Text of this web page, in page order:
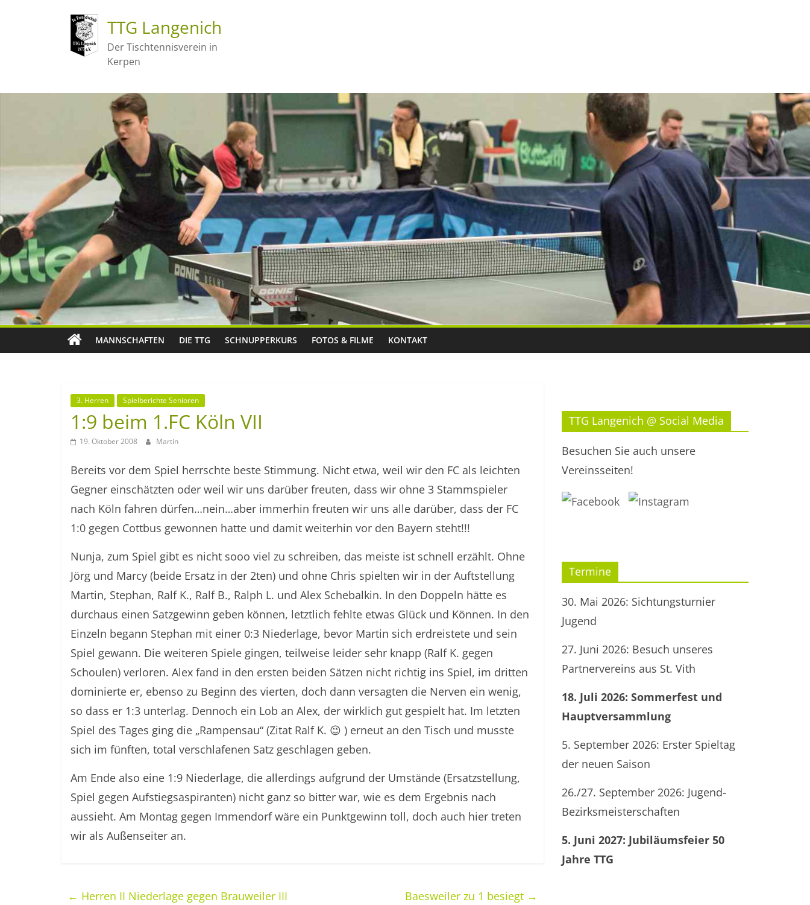
TTG Langenich
Der Tischtennisverein in
Kerpen
MANNSCHAFTEN DIE TTG SCHNUPPERKURS FOTOS & FILME KONTAKT
3. Herren Spielberichte Senioren
1:9 beim 1.FC Köln VII
19. Oktober 2008 Martin
Bereits vor dem Spiel herrschte beste Stimmung. Nicht etwa, weil wir den FC als leichten
Gegner einschätzten oder weil wir uns darüber freuten, dass wir ohne 3 Stammspieler
nach Köln fahren dürfen…nein…aber immerhin freuten wir uns alle darüber, dass der FC
1:0 gegen Cottbus gewonnen hatte und damit weiterhin vor den Bayern steht!!!
Nunja, zum Spiel gibt es nicht sooo viel zu schreiben, das meiste ist schnell erzählt. Ohne
Jörg und Marcy (beide Ersatz in der 2ten) und ohne Chris spielten wir in der Auftstellung
Martin, Stephan, Ralf K., Ralf B., Ralph L. und Alex Schebalkin. In den Doppeln hätte es
durchaus einen Satzgewinn geben können, letztlich fehlte etwas Glück und Können. In den
Einzeln begann Stephan mit einer 0:3 Niederlage, bevor Martin sich erdreistete und sein
Spiel gewann. Die weiteren Spiele gingen, teilweise leider sehr knapp (Ralf K. gegen
Schoulen) verloren. Alex fand in den ersten beiden Sätzen nicht richtig ins Spiel, im dritten
dominierte er, ebenso zu Beginn des vierten, doch dann versagten die Nerven ein wenig,
so dass er 1:3 unterlag. Dennoch ein Lob an Alex, der wirklich gut gespielt hat. Im letzten
Spiel des Tages ging die „Rampensau“ (Zitat Ralf K. 😉 ) erneut an den Tisch und musste
sich im fünften, total verschlafenen Satz geschlagen geben.
Am Ende also eine 1:9 Niederlage, die allerdings aufgrund der Umstände (Ersatzstellung,
Spiel gegen Aufstiegsaspiranten) nicht ganz so bitter war, wie es dem Ergebnis nach
aussieht. Am Montag gegen Immendorf wäre ein Punktgewinn toll, doch auch hier treten
wir als Außenseiter an.
← Herren II Niederlage gegen Brauweiler III Baesweiler zu 1 besiegt →
TTG Langenich @ Social Media
Besuchen Sie auch unsere
Vereinsseiten!
Termine
30. Mai 2026: Sichtungsturnier
Jugend
27. Juni 2026: Besuch unseres
Partnervereins aus St. Vith
18. Juli 2026: Sommerfest und
Hauptversammlung
5. September 2026: Erster Spieltag
der neuen Saison
26./27. September 2026: Jugend-
Bezirksmeisterschaften
5. Juni 2027: Jubiläumsfeier 50
Jahre TTG